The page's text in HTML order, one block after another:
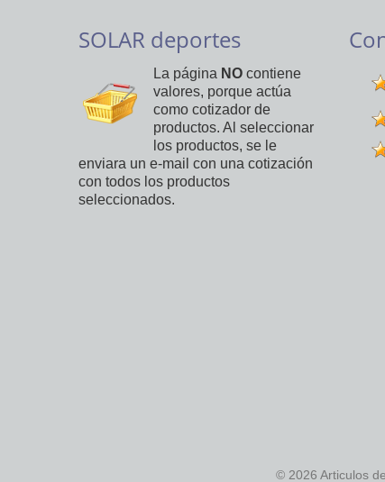
SOLAR deportes
La página NO contiene
valores, porque actúa
como cotizador de
productos. Al seleccionar
los productos, se le
enviara un e-mail con una cotización
con todos los productos
seleccionados.
© 2026 Articulos